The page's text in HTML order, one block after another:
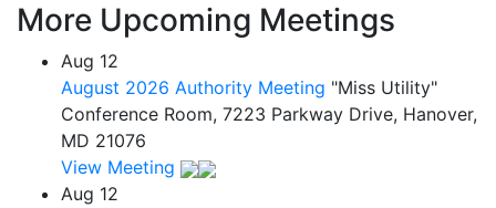
More Upcoming Meetings
Aug 12
August 2026 Authority Meeting "Miss Utility"
Conference Room, 7223 Parkway Drive, Hanover,
MD 21076
View Meeting
Aug 12